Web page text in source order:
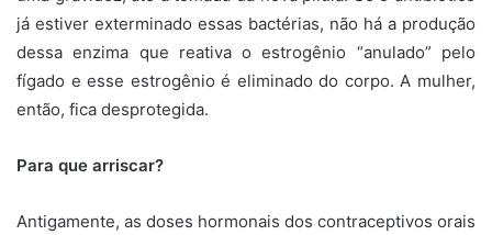
já estiver exterminado essas bactérias, não há a produção
dessa enzima que reativa o estrogênio “anulado” pelo
fígado e esse estrogênio é eliminado do corpo. A mulher,
então, fica desprotegida.
Para que arriscar?
Antigamente, as doses hormonais dos contraceptivos orais